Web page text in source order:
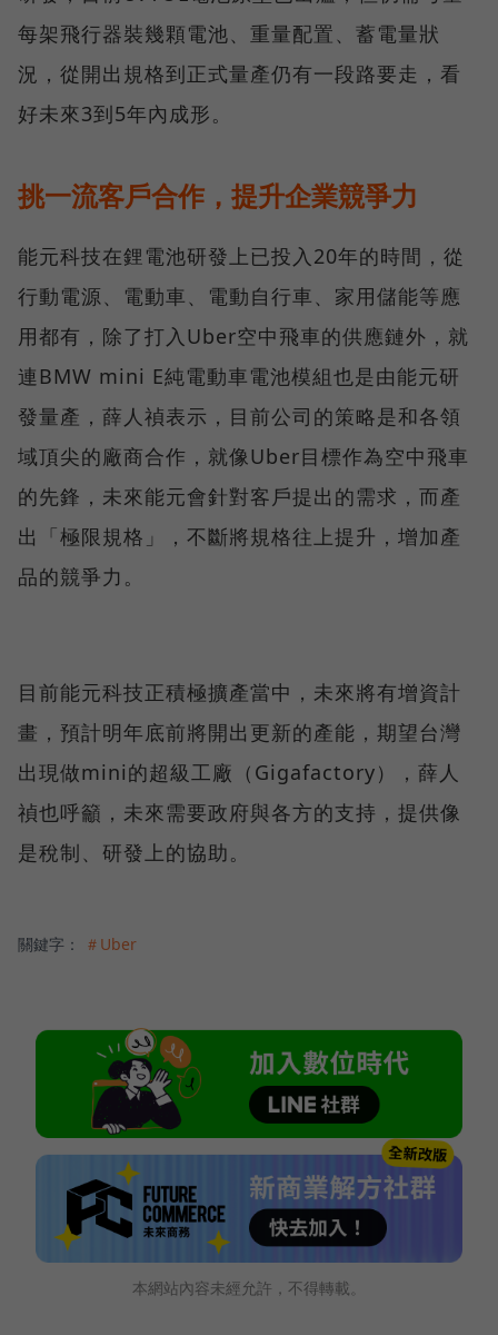
每架飛行器裝幾顆電池、重量配置、蓄電量狀
況，從開出規格到正式量產仍有一段路要走，看
好未來3到5年內成形。
挑一流客戶合作，提升企業競爭力
能元科技在鋰電池研發上已投入20年的時間，從
行動電源、電動車、電動自行車、家用儲能等應
用都有，除了打入Uber空中飛車的供應鏈外，就
連BMW mini E純電動車電池模組也是由能元研
發量產，薛人禎表示，目前公司的策略是和各領
域頂尖的廠商合作，就像Uber目標作為空中飛車
的先鋒，未來能元會針對客戶提出的需求，而產
出「極限規格」，不斷將規格往上提升，增加產
品的競爭力。
目前能元科技正積極擴產當中，未來將有增資計
畫，預計明年底前將開出更新的產能，期望台灣
出現做mini的超級工廠（Gigafactory），薛人
禎也呼籲，未來需要政府與各方的支持，提供像
是稅制、研發上的協助。
關鍵字： ＃Uber
本網站內容未經允許，不得轉載。